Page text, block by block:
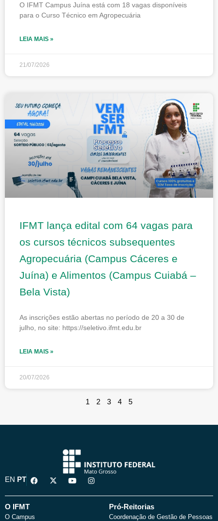
O IFMT Campus Juína está com 18 vagas disponíveis
para o Curso Técnico em Agropecuária
LEIA MAIS »
21/07/2026
IFMT lança edital com 64 vagas para
os cursos técnicos subsequentes
Agropecuária (Campus Cáceres e
Juína) e Alimentos (Campus Cuiabá –
Bela Vista)
As inscrições estão abertas no período de 20 a 30 de
julho, no site: https://seletivo.ifmt.edu.br
LEIA MAIS »
20/07/2026
1 2 3 4 5
EN PT
F
a
e
X
-
w
Y
o
t
I
n
t
O IFMT
O Campus
Pró-Reitorias
Coordenação de Gestão de Pessoas